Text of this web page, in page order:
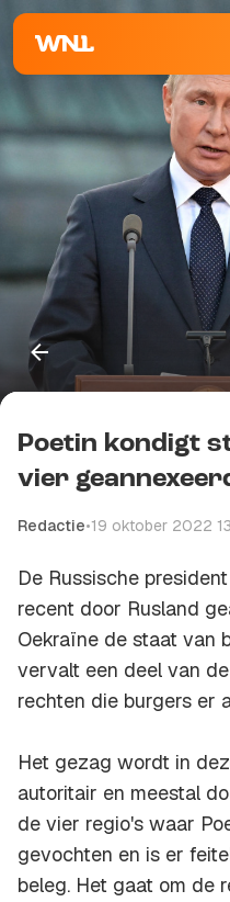
Poetin kondigt
vier
Redactie•19 oktober 2022
De Russische
recent door Rusland
Oekraïne de staat van
vervalt een deel van
rechten die burgers er
Het gezag wordt in
autoritair en meestal
de vier regio's waar
gevochten en is er
beleg. Het gaat om de